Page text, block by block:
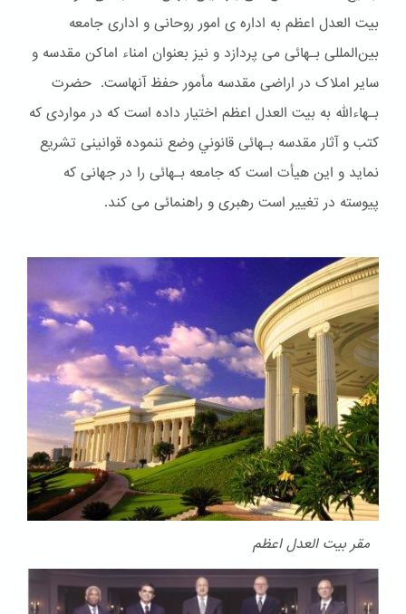
بیت العدل اعظم به اداره ی امور روحانی و اداری جامعه
بین‌المللی بـهائی می پردازد و نیز بعنوان امناء اماکن مقدسه و
سایر املاک در اراضی مقدسه مأمور حفظ آنهاست. حضرت
بـهاءالله به بیت العدل اعظم اختیار داده است که در مواردی که
کتب و آثار مقدسه بـهائی قانوني وضع ننموده قوانینی تشریع
نماید و این هیأت است که جامعه بـهائی را در جهانی که
پیوسته در تغییر است رهبری و راهنمائی می کند.
مقر بیت العدل اعظم